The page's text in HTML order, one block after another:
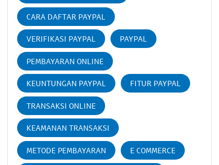
CARA DAFTAR PAYPAL
VERIFIKASI PAYPAL PAYPAL
PEMBAYARAN ONLINE
KEUNTUNGAN PAYPAL FITUR PAYPAL
TRANSAKSI ONLINE
KEAMANAN TRANSAKSI
METODE PEMBAYARAN E COMMERCE